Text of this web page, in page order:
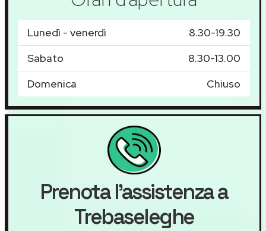
Lunedì - venerdì
8.30-19.30
Sabato
8.30-13.00
Domenica
Chiuso
Prenota l'assistenza a
Trebaseleghe